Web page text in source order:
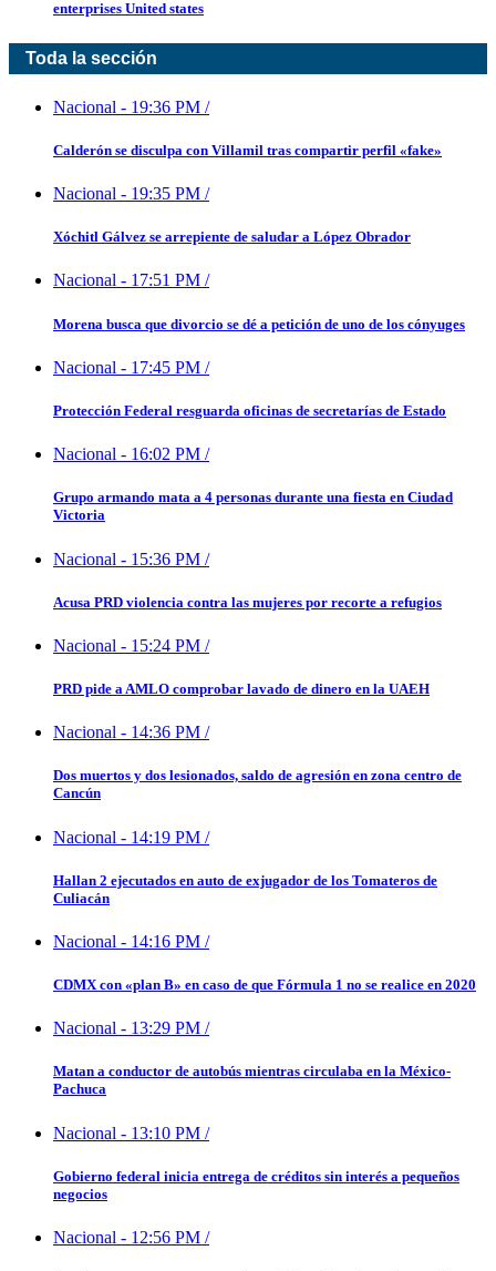
enterprises United states
Toda la sección
Nacional - 19:36 PM /
Calderón se disculpa con Villamil tras compartir perfil «fake»
Nacional - 19:35 PM /
Xóchitl Gálvez se arrepiente de saludar a López Obrador
Nacional - 17:51 PM /
Morena busca que divorcio se dé a petición de uno de los cónyuges
Nacional - 17:45 PM /
Protección Federal resguarda oficinas de secretarías de Estado
Nacional - 16:02 PM /
Grupo armando mata a 4 personas durante una fiesta en Ciudad
Victoria
Nacional - 15:36 PM /
Acusa PRD violencia contra las mujeres por recorte a refugios
Nacional - 15:24 PM /
PRD pide a AMLO comprobar lavado de dinero en la UAEH
Nacional - 14:36 PM /
Dos muertos y dos lesionados, saldo de agresión en zona centro de
Cancún
Nacional - 14:19 PM /
Hallan 2 ejecutados en auto de exjugador de los Tomateros de
Culiacán
Nacional - 14:16 PM /
CDMX con «plan B» en caso de que Fórmula 1 no se realice en 2020
Nacional - 13:29 PM /
Matan a conductor de autobús mientras circulaba en la México-
Pachuca
Nacional - 13:10 PM /
Gobierno federal inicia entrega de créditos sin interés a pequeños
negocios
Nacional - 12:56 PM /